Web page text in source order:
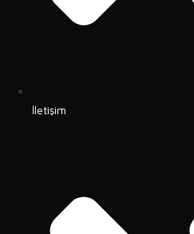
İletişim